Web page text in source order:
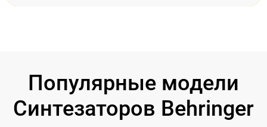
Популярные модели
Синтезаторов Behringer